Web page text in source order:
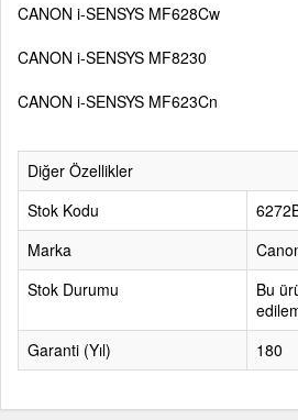
CANON i-SENSYS MF628Cw
CANON i-SENSYS MF8230
CANON i-SENSYS MF623Cn
Diğer Özellikler
Stok Kodu
Marka
Stok Durumu
Bu
Garanti (Yıl)
180